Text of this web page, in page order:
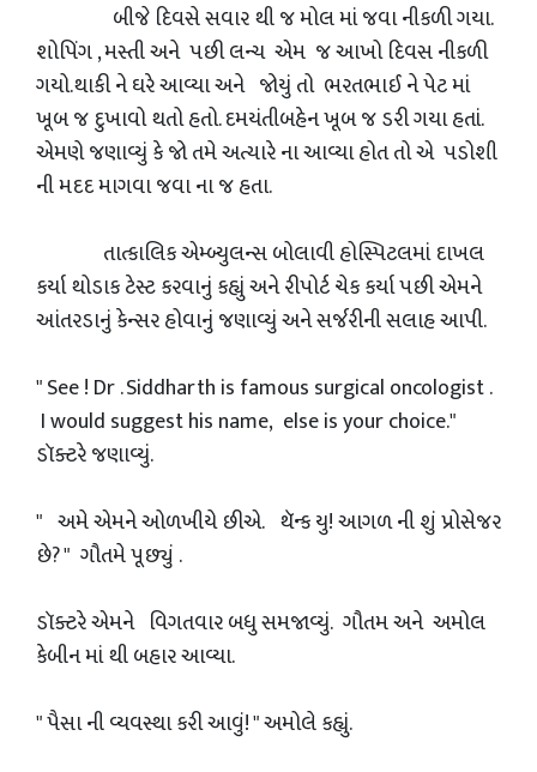
બીજે દિવસે સવાર થી જ મોલ માં જવા નીકળી ગયા.
શોપિંગ , મસ્તી અને પછી લન્ચ એમ જ આખો દિવસ નીકળી
ગયો.થાકી ને ઘરે આવ્યા અને જોયું તો ભરતભાઈ ને પેટ માં
ખૂબ જ દુખાવો થતો હતો. દમયંતીબહેન ખૂબ‌ જ ડરી ગયા હતાં.
એમણે જણાવ્યું કે જો તમે અત્યારે ના આવ્યા હોત તો એ પડોશી
ની મદદ માગવા જવા ના જ હતા.
તાત્કાલિક એમ્બ્યુલન્સ બોલાવી હોસ્પિટલમાં દાખલ
કર્યા થોડાક ટેસ્ટ કરવાનું કહ્યું અને રીપોર્ટ ચેક કર્યા પછી એમને
આંતરડાનું કેન્સર હોવાનું જણાવ્યું અને સર્જરીની સલાહ આપી.
" See ! Dr . Siddharth is famous surgical oncologist .
I would suggest his name, else is your choice."
ડૉક્ટરે જણાવ્યું.
" અમે એમને ઓળખીયે છીએ. થૅન્ક યુ! આગળ ની શું પ્રોસેજર
છે? " ગૌતમે પૂછ્યું .
ડૉક્ટરે એમને વિગતવાર બધુ સમજાવ્યું. ગૌતમ અને અમોલ
કેબીન માં થી બહાર આવ્યા.
" પૈસા ની વ્યવસ્થા કરી આવું! " અમોલે કહ્યું.